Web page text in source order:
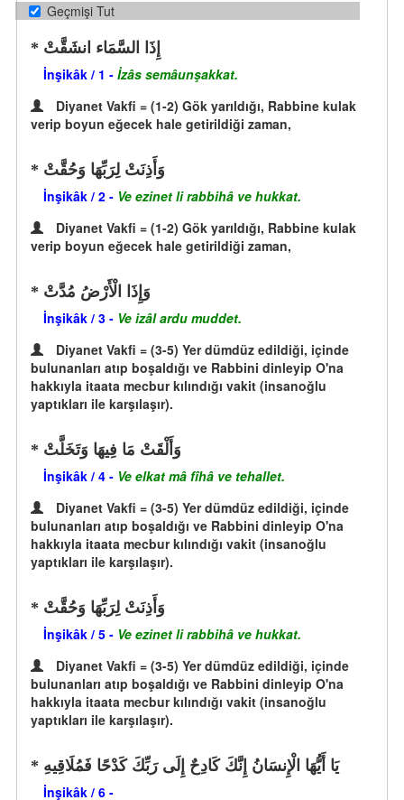
Geçmişi Tut
إِذَا السَّمَاء انشَقَّتْ
İnşikâk / 1 - İzâs semâunşakkat.
Diyanet Vakfi = (1-2) Gök yarıldığı, Rabbine kulak
verip boyun eğecek hale getirildiği zaman,
وَأَذِنَتْ لِرَبِّهَا وَحُقَّتْ
İnşikâk / 2 - Ve ezinet li rabbihâ ve hukkat.
Diyanet Vakfi = (1-2) Gök yarıldığı, Rabbine kulak
verip boyun eğecek hale getirildiği zaman,
وَإِذَا الْأَرْضُ مُدَّتْ
İnşikâk / 3 - Ve izâl ardu muddet.
Diyanet Vakfi = (3-5) Yer dümdüz edildiği, içinde
bulunanları atıp boşaldığı ve Rabbini dinleyip O'na
hakkıyla itaata mecbur kılındığı vakit (insanoğlu
yaptıkları ile karşılaşır).
وَأَلْقَتْ مَا فِيهَا وَتَخَلَّتْ
İnşikâk / 4 - Ve elkat mâ fîhâ ve tehallet.
Diyanet Vakfi = (3-5) Yer dümdüz edildiği, içinde
bulunanları atıp boşaldığı ve Rabbini dinleyip O'na
hakkıyla itaata mecbur kılındığı vakit (insanoğlu
yaptıkları ile karşılaşır).
وَأَذِنَتْ لِرَبِّهَا وَحُقَّتْ
İnşikâk / 5 - Ve ezinet li rabbihâ ve hukkat.
Diyanet Vakfi = (3-5) Yer dümdüz edildiği, içinde
bulunanları atıp boşaldığı ve Rabbini dinleyip O'na
hakkıyla itaata mecbur kılındığı vakit (insanoğlu
yaptıkları ile karşılaşır).
يَا أَيُّهَا الْإِنسَانُ إِنَّكَ كَادِحٌ إِلَى رَبِّكَ كَدْحًا فَمُلَاقِيهِ
İnşikâk / 6 -